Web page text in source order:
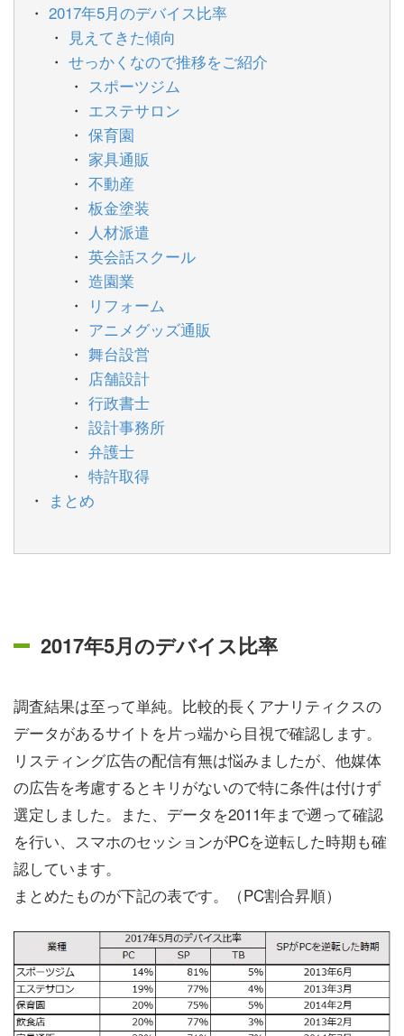
2017年5月のデバイス比率
見えてきた傾向
せっかくなので推移をご紹介
スポーツジム
エステサロン
保育園
家具通販
不動産
板金塗装
人材派遣
英会話スクール
造園業
リフォーム
アニメグッズ通販
舞台設営
店舗設計
行政書士
設計事務所
弁護士
特許取得
まとめ
2017年5月のデバイス比率
調査結果は至って単純。比較的長くアナリティクスの
データがあるサイトを片っ端から目視で確認します。
リスティング広告の配信有無は悩みましたが、他媒体
の広告を考慮するとキリがないので特に条件は付けず
選定しました。また、データを2011年まで遡って確認
を行い、スマホのセッションがPCを逆転した時期も確
認しています。
まとめたものが下記の表です。（PC割合昇順）